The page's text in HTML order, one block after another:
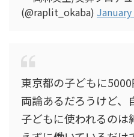
(@raplit_okaba)
東京都の子どもに
両論あるだろうけど、
子どもに使われるの